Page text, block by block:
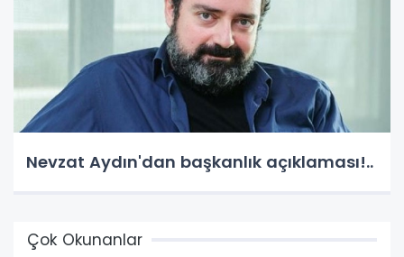
Nevzat Aydın'dan başkanlık açıklaması!..
Çok Okunanlar